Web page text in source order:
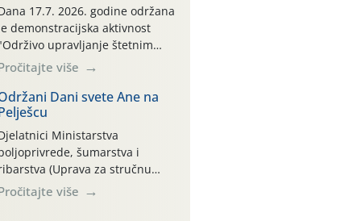
se ne prihvaća.
je osiguran
povrat prazne
isključivo ovih tvrtki:
MAKS, AGRONOM,
TKI* (PINUS […]
17.7. 2026. godine održana
demonstracijska aktivnost
upravljanje štetnim
prema načelima
integrirane zaštite pri uzgoju
na pokusnom polju
kraj naselja Belica
parcela ID 2445031)
dio Međimurske
više
Dani svete Ane na
Ministarstva
šumarstva i
(Uprava za stručnu
razvoju poljoprivrede)
sudjelovali su na tradicionalnom
više